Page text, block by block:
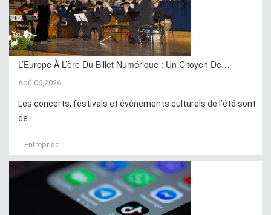
L’Europe À L’ère Du Billet Numérique : Un Citoyen De…
Aoû 06,2026
Les concerts, festivals et événements culturels de l’été sont
de...
Entreprise